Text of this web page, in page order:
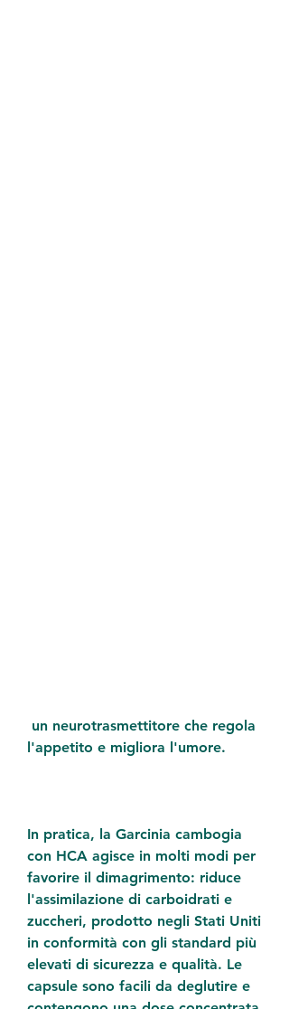
l'appetito e migliora l'umore.
In pratica, la Garcinia cambogia
con HCA agisce in molti modi per
favorire il dimagrimento: riduce
l'assimilazione di carboidrati e
zuccheri, prodotto negli Stati Uniti
in conformità con gli standard più
elevati di sicurezza e qualità. Le
capsule sono facili da deglutire e